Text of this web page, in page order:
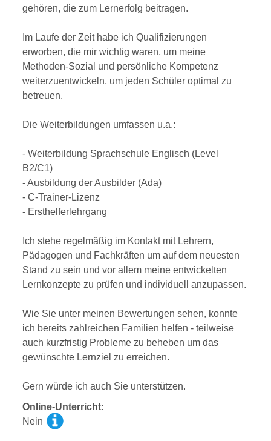
gehören, die zum Lernerfolg beitragen.
Im Laufe der Zeit habe ich Qualifizierungen
erworben, die mir wichtig waren, um meine
Methoden-Sozial und persönliche Kompetenz
weiterzuentwickeln, um jeden Schüler optimal zu
betreuen.
Die Weiterbildungen umfassen u.a.:
- Weiterbildung Sprachschule Englisch (Level
B2/C1)
- Ausbildung der Ausbilder (Ada)
- C-Trainer-Lizenz
- Ersthelferlehrgang
Ich stehe regelmäßig im Kontakt mit Lehrern,
Pädagogen und Fachkräften um auf dem neuesten
Stand zu sein und vor allem meine entwickelten
Lernkonzepte zu prüfen und individuell anzupassen.
Wie Sie unter meinen Bewertungen sehen, konnte
ich bereits zahlreichen Familien helfen - teilweise
auch kurzfristig Probleme zu beheben um das
gewünschte Lernziel zu erreichen.
Gern würde ich auch Sie unterstützen.
Online-Unterricht:
Nein